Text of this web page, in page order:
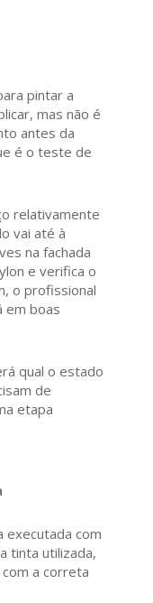
pintar a
mas não é
antes da
é o teste de
relativamente
vai até à
na fachada
e verifica o
o profissional
em boas
qual o estado
de
etapa
executada com
tinta utilizada,
a correta